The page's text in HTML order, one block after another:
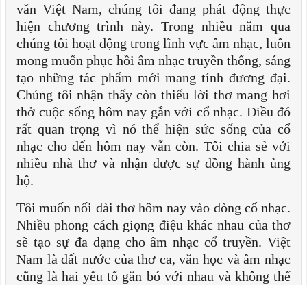
văn Việt Nam, chúng tôi đang phát động thực
hiện chương trình này. Trong nhiều năm qua
chúng tôi hoạt động trong lĩnh vực âm nhạc, luôn
mong muốn phục hồi âm nhạc truyền thống, sáng
tạo những tác phẩm mới mang tính đương đại.
Chúng tôi nhận thấy còn thiếu lời thơ mang hơi
thở cuộc sống hôm nay gắn với cổ nhạc. Điều đó
rất quan trọng vì nó thể hiện sức sống của cổ
nhạc cho đến hôm nay vẫn còn. Tôi chia sẻ với
nhiều nhà thơ và nhận được sự đồng hành ủng
hộ.
Tôi muốn nối dài thơ hôm nay vào dòng cổ nhạc.
Nhiều phong cách giọng điệu khác nhau của thơ
sẽ tạo sự đa dạng cho âm nhạc cổ truyền. Việt
Nam là đất nước của thơ ca, văn học và âm nhạc
cũng là hai yếu tố gắn bó với nhau và không thể